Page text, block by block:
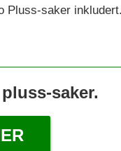
Pluss-saker
saker.